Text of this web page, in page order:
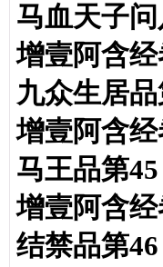
马血天子
增壹阿含
九众生居品
增壹阿含
马王品第45
增壹阿含
结禁品第46